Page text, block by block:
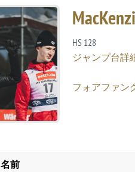
HS 128
ジャンプ台詳
フォアファン
名前